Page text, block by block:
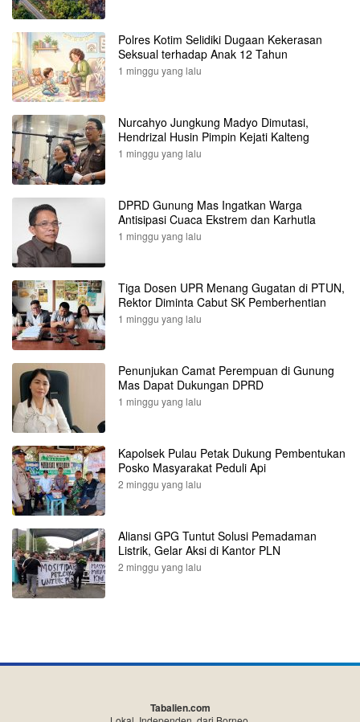
Polres Kotim Selidiki Dugaan Kekerasan
Seksual terhadap Anak 12 Tahun
1 minggu yang lalu
Nurcahyo Jungkung Madyo Dimutasi,
Hendrizal Husin Pimpin Kejati Kalteng
1 minggu yang lalu
DPRD Gunung Mas Ingatkan Warga
Antisipasi Cuaca Ekstrem dan Karhutla
1 minggu yang lalu
Tiga Dosen UPR Menang Gugatan di PTUN,
Rektor Diminta Cabut SK Pemberhentian
1 minggu yang lalu
Penunjukan Camat Perempuan di Gunung
Mas Dapat Dukungan DPRD
1 minggu yang lalu
Kapolsek Pulau Petak Dukung Pembentukan
Posko Masyarakat Peduli Api
2 minggu yang lalu
Aliansi GPG Tuntut Solusi Pemadaman
Listrik, Gelar Aksi di Kantor PLN
2 minggu yang lalu
Tabalien.com